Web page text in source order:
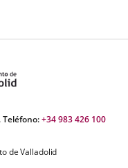
Teléfono:+34 983 426 100
de Valladolid